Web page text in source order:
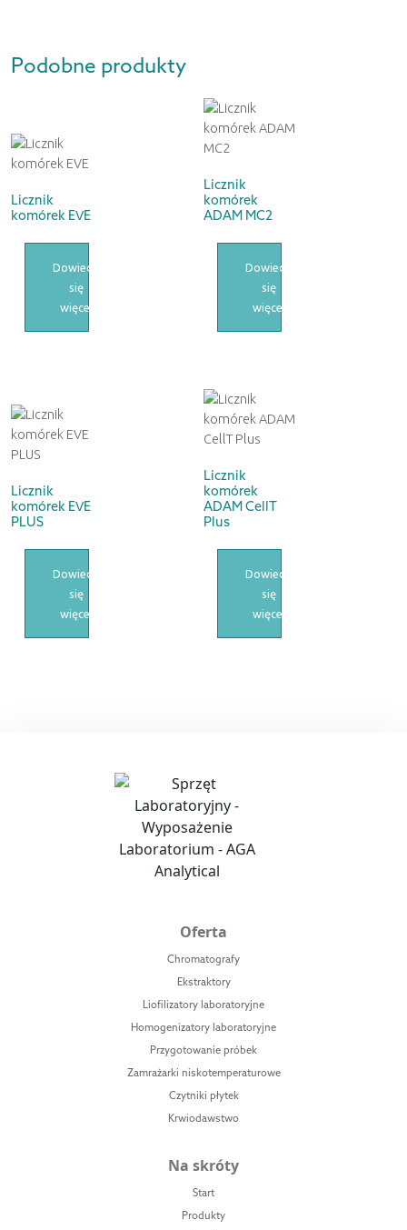
Podobne produkty
Licznik
komórek EVE
Dowiedz
się
więcej
Licznik
komórek
ADAM MC2
Dowiedz
się
więcej
Licznik
komórek EVE
PLUS
Dowiedz
się
więcej
Licznik
komórek
ADAM CellT
Plus
Dowiedz
się
więcej
Oferta
Chromatografy
Ekstraktory
Liofilizatory laboratoryjne
Homogenizatory laboratoryjne
Przygotowanie próbek
Zamrażarki niskotemperaturowe
Czytniki płytek
Krwiodawstwo
Na skróty
Start
Produkty